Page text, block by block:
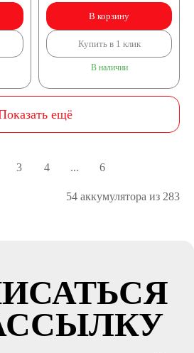
В корзину
Купить в 1 клик
В наличии
ещё
3 4 ... 6
54 аккумулятора из 283